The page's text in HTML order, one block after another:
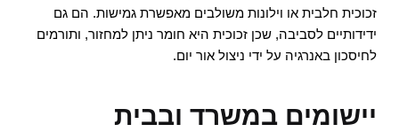
זכוכית חלבית או וילונות משולבים מאפשרת גמישות. הם גם
ידידותיים לסביבה, שכן זכוכית היא חומר ניתן למחזור, ותורמים
לחיסכון באנרגיה על ידי ניצול אור יום.
יישומים במשרד ובבית